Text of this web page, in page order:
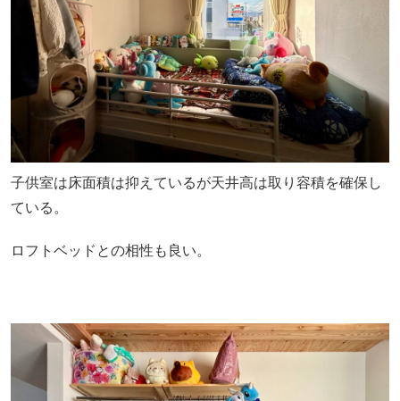
子供室は床面積は抑えているが天井高は取り容積を確保し
ている。
ロフトベッドとの相性も良い。